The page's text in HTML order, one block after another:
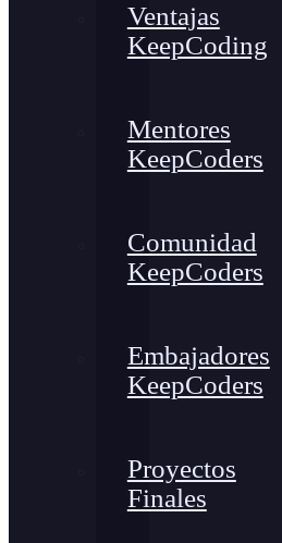
Ventajas
KeepCoding
Mentores
KeepCoders
Comunidad
KeepCoders
Embajadores
KeepCoders
Proyectos
Finales